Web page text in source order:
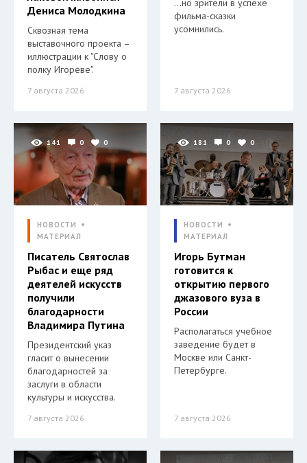
Дениса Молодкина
Сквозная тема
выставочного проекта –
иллюстрации к "Слову о
полку Игореве".
7 августа 2026
…но зрители в успехе
фильма-сказки
усомнились.
7 августа 2026
141 0 0
НОВОСТИ
МАТЕРИАЛ
Писатель Святослав
Рыбас и еще ряд
деятелей искусств
получили
благодарности
Владимира Путина
Президентский указ
гласит о вынесении
благодарностей за
заслуги в области
культуры и искусства.
7 августа 2026
181 0 0
НОВОСТИ
МАТЕРИАЛ
Игорь Бутман
готовится к
открытию первого
джазового вуза в
России
Располагаться учебное
заведение будет в
Москве или Санкт-
Петербурге.
7 августа 2026